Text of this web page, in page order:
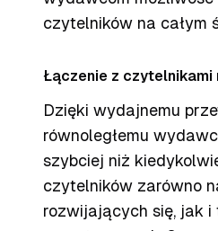
czytelników na całym
Łączenie z czytelnikami
Dzięki wydajnemu
równoległemu
szybciej niż
czytelników zarówno
rozwijających się, jak i